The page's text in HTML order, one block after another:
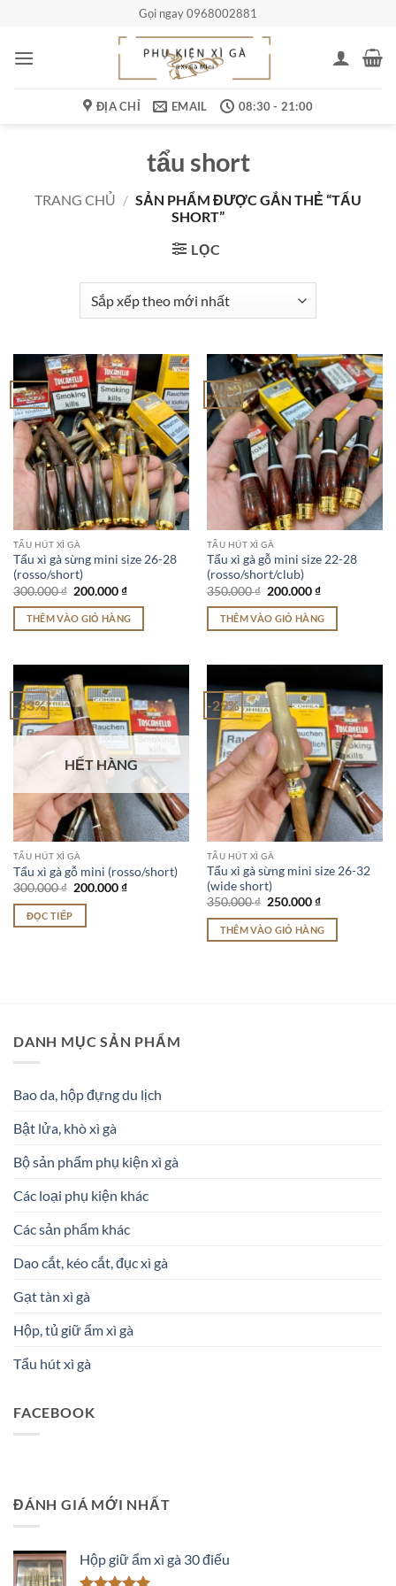
nội
Gọi ngay 0968002881
ĐỊA CHỈ EMAIL 08:30 - 21:00
tẩu short
TRANG CHỦ / SẢN PHẨM ĐƯỢC GẮN THẺ “TẨU
SHORT”
LỌC
-33%
TẨU HÚT XÌ GÀ
Tẩu xì gà sừng mini size 26-28
(rosso/short)
300.000₫ Giá
là:
300.000 ₫.
200.000₫Giá
tại
là:
200.000 ₫.
THÊM VÀO GIỎ HÀNG
-43%
TẨU HÚT XÌ GÀ
Tẩu xì gà gỗ mini size 22-28
(rosso/short/club)
350.000₫ Giá
là:
350.000 ₫.
200.000₫Giá
tại
là:
200.000 ₫.
THÊM VÀO GIỎ HÀNG
-33%
HẾT HÀNG
TẨU HÚT XÌ GÀ
Tẩu xì gà gỗ mini (rosso/short)
300.000₫ Giá
là:
200.000₫Giá
ĐỌC TIẾP
-29%
TẨU HÚT XÌ GÀ
Tẩu xì gà sừng mini size 26-32
(wide short)
350.000₫ Giá
là:
350.000 ₫.
250.000₫Giá
tại
là:
THÊM VÀO GIỎ HÀNG
DANH MỤC SẢN PHẨM
Bao da, hộp đựng du lịch
Bật lửa, khò xì gà
Bộ sản phẩm phụ kiện xì gà
Các loại phụ kiện khác
Các sản phẩm khác
Dao cắt, kéo cắt, đục xì gà
Gạt tàn xì gà
Hộp, tủ giữ ẩm xì gà
Tẩu hút xì gà
FACEBOOK
ĐÁNH GIÁ MỚI NHẤT
Hộp giữ ẩm xì gà 30 điếu